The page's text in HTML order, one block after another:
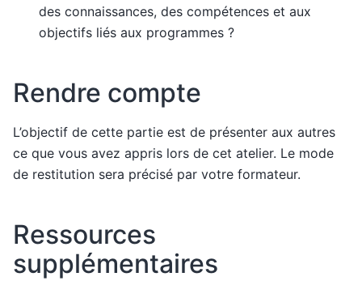
des connaissances, des compétences et aux
objectifs liés aux programmes ?
Rendre compte
L’objectif de cette partie est de présenter aux autres
ce que vous avez appris lors de cet atelier. Le mode
de restitution sera précisé par votre formateur.
Ressources
supplémentaires